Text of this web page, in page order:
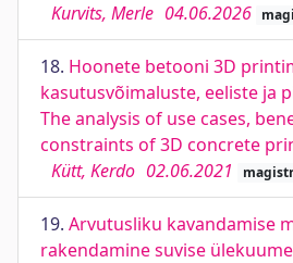
Kurvits, Merle 04.06.2026
18. Hoonete betooni 3D
kasutusvõimaluste, eeliste ja
The analysis of use cases,
constraints of 3D concrete
Kütt, Kerdo 02.06.2021
19. Arvutusliku kavandamise
rakendamine suvise